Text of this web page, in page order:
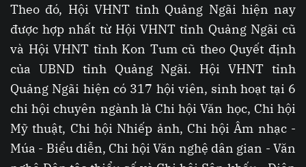
Theo đó, Hội VHNT tỉnh Quảng Ngãi hiện nay
được hợp nhất từ Hội VHNT tỉnh Quảng Ngãi cũ
và Hội VHNT tỉnh Kon Tum cũ theo Quyết định
của UBND tỉnh Quảng Ngãi. Hội VHNT tỉnh
Quảng Ngãi hiện có 317 hội viên, sinh hoạt tại 6
chi hội chuyên ngành là Chi hội Văn học, Chi hội
Mỹ thuật, Chi hội Nhiếp ảnh, Chi hội Âm nhạc -
Múa - Biểu diễn, Chi hội Văn nghệ dân gian - Văn